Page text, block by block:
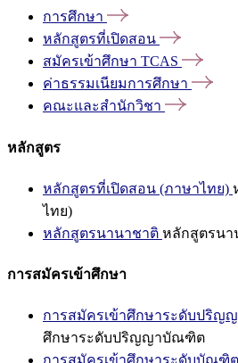
การศึกษา
หลักสูตรที่เปิดสอน
สมัครเข้าศึกษา TCAS
ค่าธรรมเนียมการศึกษา
คณะและสำนักวิชา
หลักสูตร
หลักสูตรที่เปิดสอน (ภาษาไทย)
ไทย)
หลักสูตรนานาชาติ หลักสูตรนา
การสมัครเข้าศึกษา
การสมัครเข้าศึกษาระดับปริญ
ศึกษาระดับปริญญาบัณฑิต